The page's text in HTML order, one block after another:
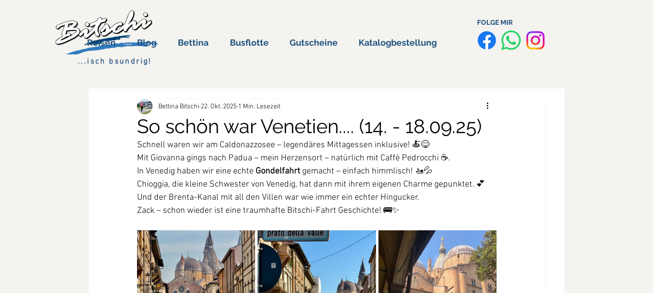
...isch bsundrig!
FOLGE MIR
Reisen Blog Bettina Busflotte Gutscheine Katalogbestellung
So schön war Venetien.... (14. - 18.09.25)
Bettina Bitschi 22. Okt. 2025 1 Min. Lesezeit
Schnell waren wir am Caldonazzosee – legendäres Mittagessen inklusive! 🍝😋
Mit Giovanna gings nach Padua – mein Herzensort – natürlich mit Caffè Pedrocchi ☕️.
In Venedig haben wir eine echte Gondelfahrt gemacht – einfach himmlisch! 🚤💦
Chioggia, die kleine Schwester von Venedig, hat dann mit ihrem eigenen Charme gepunktet. 💕
Und der Brenta-Kanal mit all den Villen war wie immer ein echter Hingucker.
Zack – schon wieder ist eine traumhafte Bitschi-Fahrt Geschichte! 🚌✨